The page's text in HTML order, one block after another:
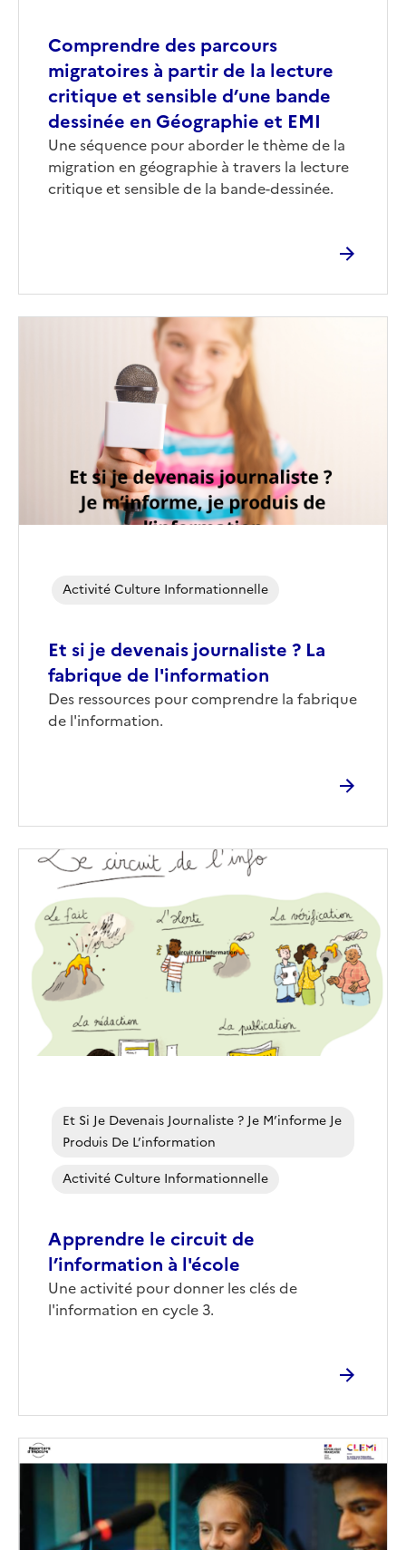
Comprendre des parcours
migratoires à partir de la lecture
critique et sensible d’une bande
dessinée en Géographie et EMI
Corps
Une séquence pour aborder le thème de la
migration en géographie à travers la lecture
critique et sensible de la bande-dessinée.
Et si je devenais journaliste ? La
fabrique de l'information
Corps
Des ressources pour comprendre la fabrique
de l'information.
Activité Culture Informationnelle
Apprendre le circuit de
l’information à l'école
Corps
Une activité pour donner les clés de
l'information en cycle 3.
Et Si Je Devenais Journaliste ? Je M’informe Je
Produis De L’information
Activité Culture Informationnelle
Image
couverture
(conseillée)
Image
de
couverture
(conseillée)